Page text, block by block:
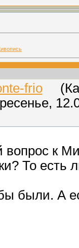
frio
вопрос к
То есть
были. А